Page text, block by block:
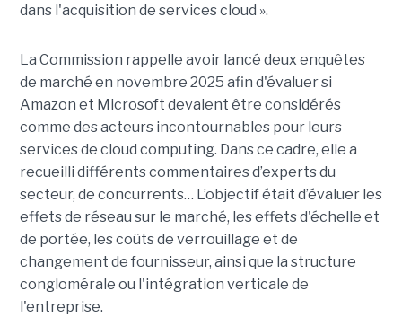
dans l'acquisition de services cloud ».
La Commission rappelle avoir lancé deux enquêtes
de marché en novembre 2025 afin d'évaluer si
Amazon et Microsoft devaient être considérés
comme des acteurs incontournables pour leurs
services de cloud computing. Dans ce cadre, elle a
recueilli différents commentaires d’experts du
secteur, de concurrents… L’objectif était d’évaluer les
effets de réseau sur le marché, les effets d'échelle et
de portée, les coûts de verrouillage et de
changement de fournisseur, ainsi que la structure
conglomérale ou l'intégration verticale de
l'entreprise.